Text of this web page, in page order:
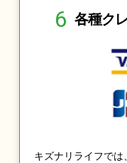
6 各種ク
キズナリライフで